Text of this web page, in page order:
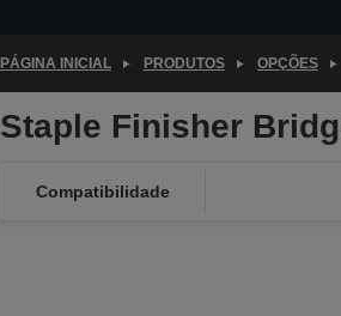
PÁGINA INICIAL PRODUTOS OPÇÕES
Staple Finisher
Compatibilidade